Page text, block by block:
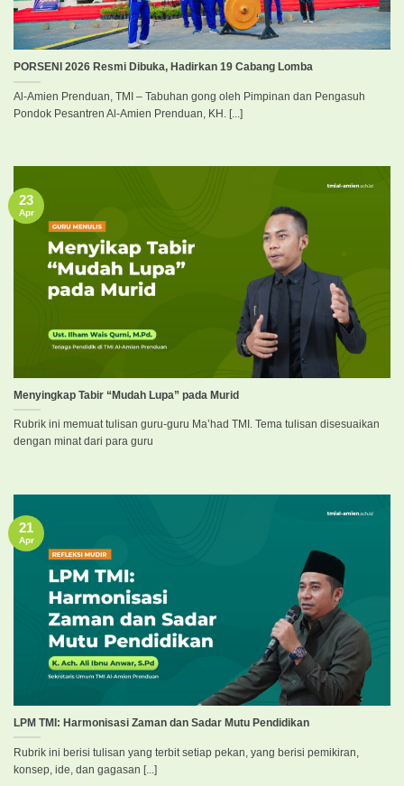
PORSENI 2026 Resmi Dibuka, Hadirkan 19 Cabang Lomba
Al-Amien Prenduan, TMI – Tabuhan gong oleh Pimpinan dan Pengasuh
Pondok Pesantren Al-Amien Prenduan, KH. [...]
Menyingkap Tabir “Mudah Lupa” pada Murid
Rubrik ini memuat tulisan guru-guru Ma’had TMI. Tema tulisan disesuaikan
dengan minat dari para guru
23
Apr
LPM TMI: Harmonisasi Zaman dan Sadar Mutu Pendidikan
Rubrik ini berisi tulisan yang terbit setiap pekan, yang berisi pemikiran,
konsep, ide, dan gagasan [...]
21
Apr